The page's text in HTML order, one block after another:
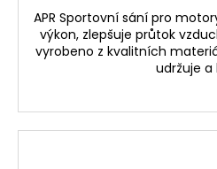
APR Sportovní sání pro
výkon, zlepšuje průtok
vyrobeno z kvalitních
udržuje a